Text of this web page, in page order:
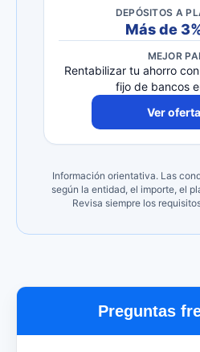
DEPÓSITOS A
Más de
MEJOR
Rentabilizar tu ahorro
fijo de bancos
Ver oferta
Información orientativa. Las
según la entidad, el importe, el
Revisa siempre los
Preguntas